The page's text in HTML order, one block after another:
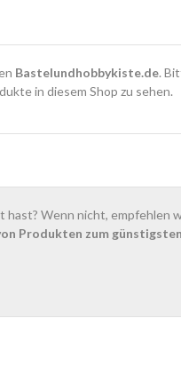
Bastelundhobbykiste.de.
in diesem Shop zu sehen.
Wenn nicht, empfehlen
Produkten zum